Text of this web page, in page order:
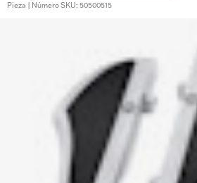
Pieza | Número SKU: 50500515